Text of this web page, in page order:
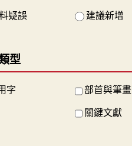
疑誤 建議新增
型
字 部首與筆畫
關鍵文獻